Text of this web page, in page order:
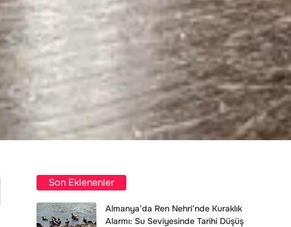
Son Eklenenler
Almanya’da Ren Nehri’nde Kuraklık
Alarmı: Su Seviyesinde Tarihi Düşüş